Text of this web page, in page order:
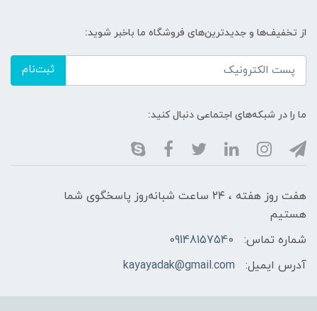
از تخفیف‌ها و جدیدترین‌های فروشگاه ما باخبر شوید:
ثبت‌نام
ما را در شبکه‌های اجتماعی دنبال کنید:
هفت روز هفته ، ۲۴ ساعت شبانه‌روز پاسخگوی شما
هستیم
شماره تماس:
09148157540
آدرس ایمیل:
kayayadak@gmail.com